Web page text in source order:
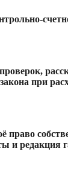
при
право
и редакция